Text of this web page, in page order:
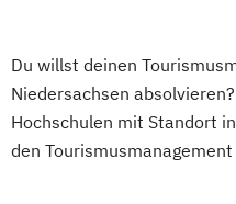
Du willst deinen
Niedersachsen
Hochschulen mit Standort
den